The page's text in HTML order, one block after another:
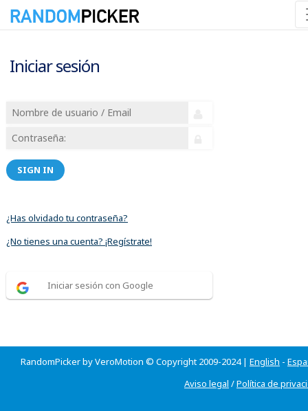
Iniciar sesión
SIGN IN
¿Has olvidado tu contraseña?
¿No tienes una cuenta? ¡Regístrate!
Iniciar sesión con Google
RandomPicker by VeroMotion © Copyright 2009-2024 | English -
Aviso legal /Política de